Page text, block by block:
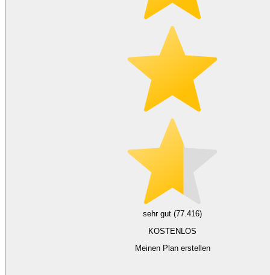
sehr gut (77.416)
KOSTENLOS
Meinen Plan erstellen